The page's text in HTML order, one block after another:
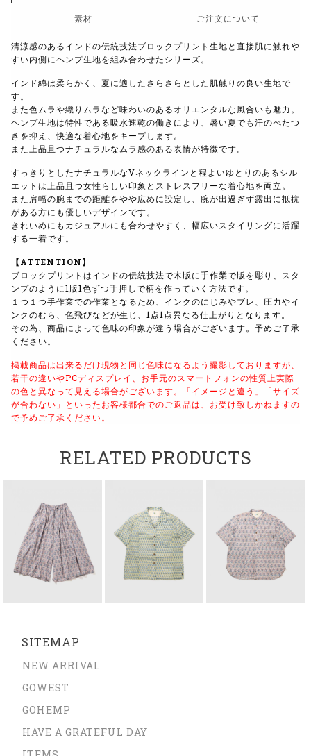
素材 ご注文について
清涼感のあるインドの伝統技法ブロックプリント生地と直接肌に触れや
すい内側にヘンプ生地を組み合わせたシリーズ。
インド綿は柔らかく、夏に適したさらさらとした肌触りの良い生地で
す。
また色ムラや織りムラなど味わいのあるオリエンタルな風合いも魅力。
ヘンプ生地は特性である吸水速乾の働きにより、暑い夏でも汗のべたつ
きを抑え、快適な着心地をキープします。
また上品且つナチュラルなムラ感のある表情が特徴です。
すっきりとしたナチュラルなVネックラインと程よいゆとりのあるシル
エットは上品且つ女性らしい印象とストレスフリーな着心地を両立。
また肩幅の腕までの距離をやや広めに設定し、腕が出過ぎず露出に抵抗
がある方にも優しいデザインです。
きれいめにもカジュアルにも合わせやすく、幅広いスタイリングに活躍
する一着です。
【ATTENTION】
ブロックプリントはインドの伝統技法で木版に手作業で版を彫り、スタ
ンプのように1版1色ずつ手押しで柄を作っていく方法です。
１つ１つ手作業での作業となるため、インクのにじみやブレ、圧力やイ
ンクのむら、色飛びなどが生じ、1点1点異なる仕上がりとなります。
その為、商品によって色味の印象が違う場合がございます。予めご了承
ください。
掲載商品は出来るだけ現物と同じ色味になるよう撮影しておりますが、
若干の違いやPCディスプレイ、お手元のスマートフォンの性質上実際
の色と異なって見える場合がございます。
「イメージと違う」「サイズ
が合わない」といったお客様都合でのご返品は、お受け致しかねますの
で予めご了承ください。
RELATED PRODUCTS
SITEMAP
NEW ARRIVAL
GOWEST
GOHEMP
HAVE A GRATEFUL DAY